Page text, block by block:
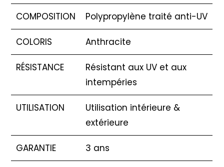
COMPOSITION Polypropylène traité anti-UV
COLORIS Anthracite
RÉSISTANCE
Résistant aux UV et aux
intempéries
UTILISATION
Utilisation intérieure &
extérieure
GARANTIE 3 ans